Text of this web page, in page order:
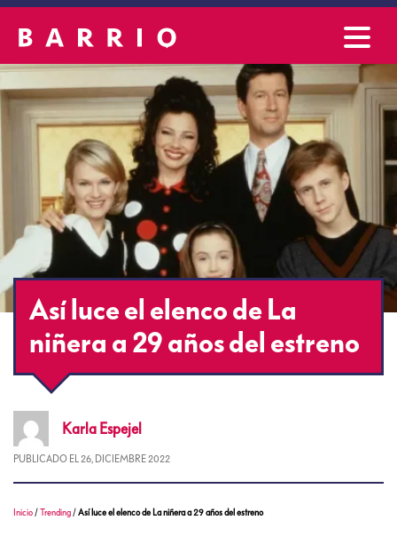
Así luce el elenco de La
niñera a 29 años del estreno
Karla Espejel
PUBLICADO EL 26, DICIEMBRE 2022
Inicio /Trending /Así luce el elenco de La niñera a 29 años del estreno